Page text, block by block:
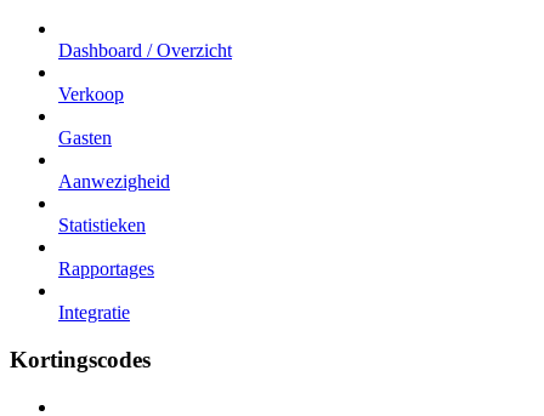
Dashboard / Overzicht
Verkoop
Gasten
Aanwezigheid
Statistieken
Rapportages
Integratie
Kortingscodes